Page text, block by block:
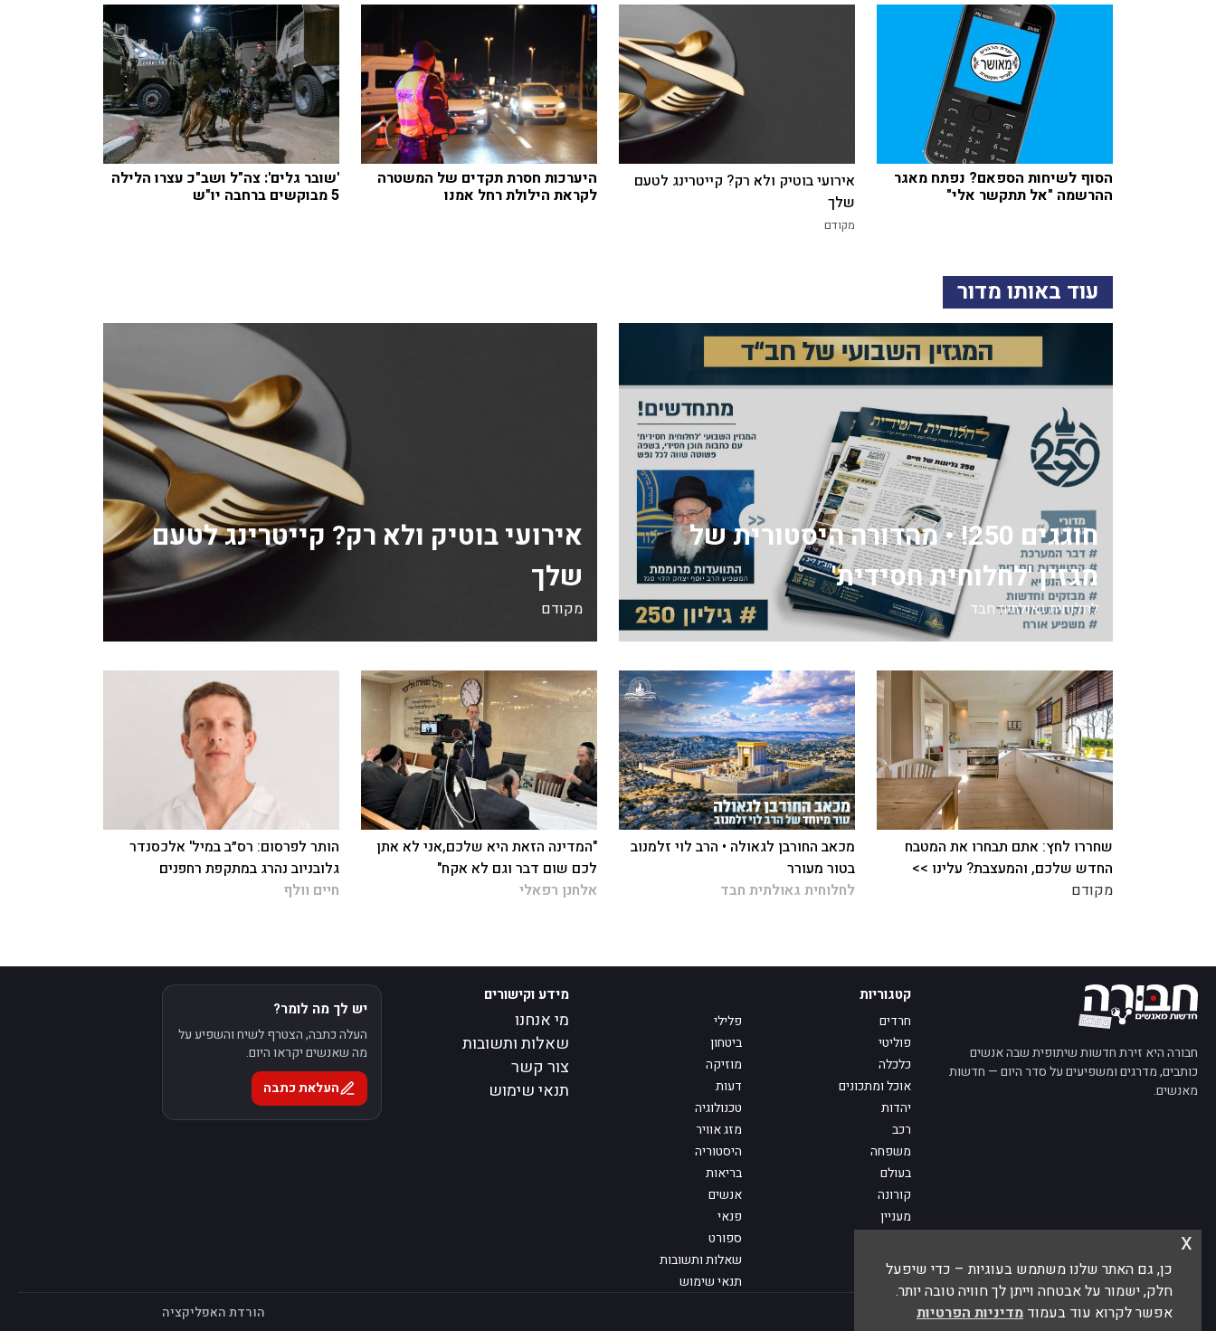
כן, גם האתר שלנו משתמש בעוגיות – כדי שיפעל
חלק, ישמור על אבטחה וייתן לך חוויה טובה יותר.
אפשר לקרוא עוד בעמוד מדיניות הפרטיות
x
הסוף לשיחות הספאם? נפתח מאגר
ההרשמה "אל תתקשר אלי"
אירועי בוטיק ולא רק? קייטרינג לטעם
שלך
מקודם
היערכות חסרת תקדים של המשטרה
לקראת הילולת רחל אמנו
'שובר גלים': צה"ל ושב"כ עצרו הלילה
5 מבוקשים ברחבה יו"ש
עוד באותו מדור
חוגגים 250! • מהדורה היסטורית של
מגזין 'לחלוחית חסידית'
לחלוחית גאולתית חבד
אירועי בוטיק ולא רק? קייטרינג לטעם
שלך
מקודם
שחררו לחץ: אתם תבחרו את המטבח
החדש שלכם, והמעצבת? עלינו >>
מקודם
מכאב החורבן לגאולה • הרב לוי זלמנוב
בטור מעורר
לחלוחית גאולתית חבד
"המדינה הזאת היא שלכם,אני לא אתן
לכם שום דבר וגם לא אקח"
אלחנן רפאלי
הותר לפרסום: רס״ב במיל' אלכסנדר
גלובניוב נהרג במתקפת רחפנים
חיים וולף
חבורה היא זירת חדשות שיתופית שבה אנשים
כותבים, מדרגים ומשפיעים על סדר היום — חדשות
מאנשים.
קטגוריות
חרדים
פלילי
פוליטי
ביטחון
כלכלה
מוזיקה
אוכל ומתכונים
דעות
יהדות
טכנולוגיה
רכב
מזג אוויר
משפחה
היסטוריה
בעולם
בריאות
קורונה
אנשים
מעניין
פנאי
ספורט
מי אנחנו
שאלות ותשובות
תנאי שימוש
מידע וקישורים
מי אנחנו
שאלות ותשובות
צור קשר
תנאי שימוש
יש לך מה לומר?
העלה כתבה, הצטרף לשיח והשפיע על
מה שאנשים יקראו היום.
העלאת כתבה
הורדת האפליקציה